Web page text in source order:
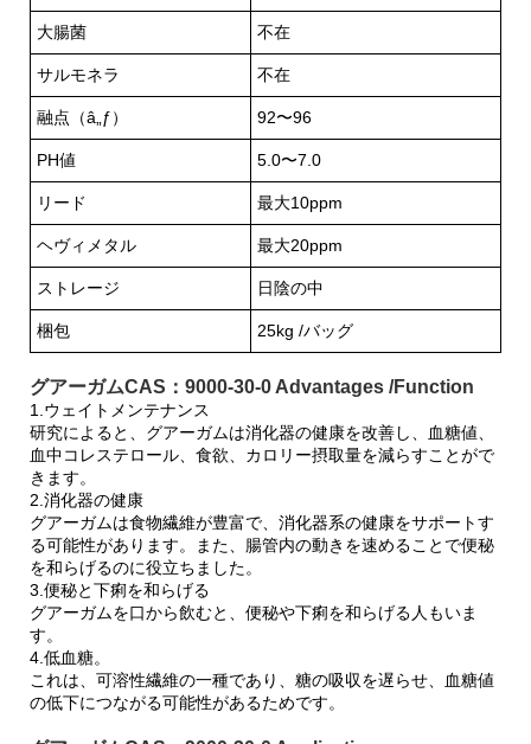
大腸菌 不在
サルモネラ 不在
融点（â„ƒ） 92〜96
PH値 5.0〜7.0
リード 最大10ppm
ヘヴィメタル 最大20ppm
ストレージ 日陰の中
梱包 25kg /バッグ
グアーガムCAS：9000-30-0 Advantages /Function
1.ウェイトメンテナンス
研究によると、グアーガムは消化器の健康を改善し、血糖値、
血中コレステロール、食欲、カロリー摂取量を減らすことがで
きます。
2.消化器の健康
グアーガムは食物繊維が豊富で、消化器系の健康をサポートす
る可能性があります。また、腸管内の動きを速めることで便秘
を和らげるのに役立ちました。
3.便秘と下痢を和らげる
グアーガムを口から飲むと、便秘や下痢を和らげる人もいま
す。
4.低血糖。
これは、可溶性繊維の一種であり、糖の吸収を遅らせ、血糖値
の低下につながる可能性があるためです。